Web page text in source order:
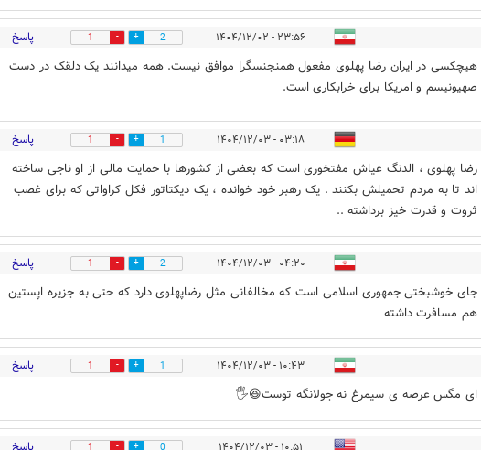
۲۳:۵۶ - ۱۴۰۴/۱۲/۰۲ 2
1 پاسخ
هیچکسی در ایران رضا پهلوی مفعول همنجنسگرا موافق نیست. همه میدانند یک دلقک در دست
صهیونیسم و امریکا برای خرابکاری است.
۰۳:۱۸ - ۱۴۰۴/۱۲/۰۳ 1
1 پاسخ
رضا پهلوی ، الدنگ عیاش مفتخوری است که بعضی از کشورها با حمایت مالی از او ناجی ساخته
اند تا به مردم تحمیلش بکنند . یک رهبر خود خوانده ، یک دیکتاتور فکل کراواتی که برای غصب
ثروت و قدرت خیز برداشته ..
۰۴:۲۰ - ۱۴۰۴/۱۲/۰۳ 2
1 پاسخ
جای خوشبختی جمهوری اسلامی است که مخالفانی مثل رضاپهلوی دارد که حتی به جزیره اپستین
هم مسافرت داشته
۱۰:۴۳ - ۱۴۰۴/۱۲/۰۳ 1
1 پاسخ
ای مگس عرصه ی سیمرغ نه جولانگه توست😆🖐️